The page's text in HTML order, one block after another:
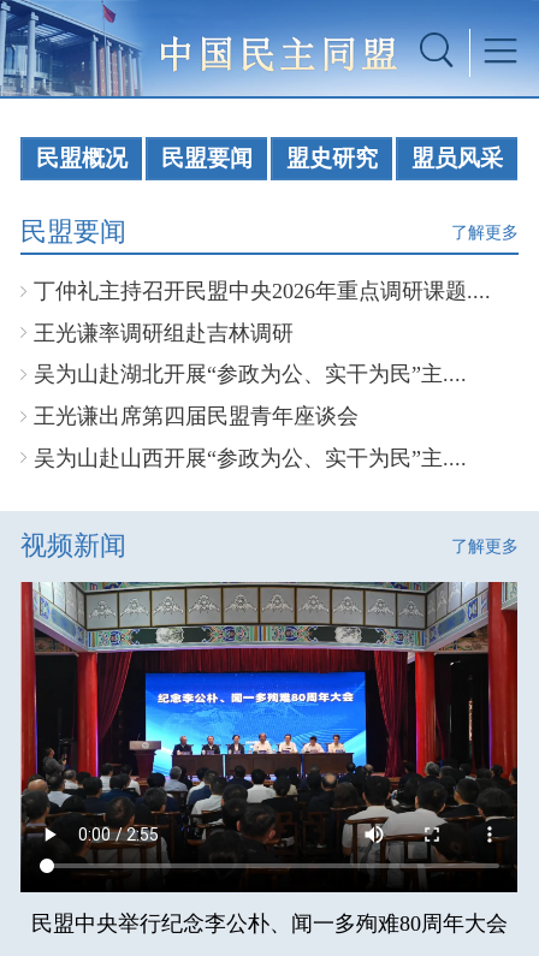
民盟概况 民盟要闻 盟史研究 盟员风采
民盟要闻 了解更多
丁仲礼主持召开民盟中央2026年重点调研课题....
王光谦率调研组赴吉林调研
吴为山赴湖北开展“参政为公、实干为民”主....
王光谦出席第四届民盟青年座谈会
吴为山赴山西开展“参政为公、实干为民”主....
视频新闻 了解更多
民盟中央举行纪念李公朴、闻一多殉难80周年大会